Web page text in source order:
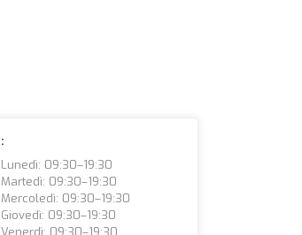
:
Lunedì: 09:30–19:30
Martedì: 09:30–19:30
Mercoledì: 09:30–19:30
Giovedì: 09:30–19:30
Venerdì: 09:30–19:30